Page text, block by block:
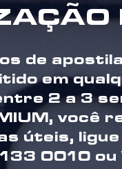
de
em
2 a 3
você
úteis,
0010 ou